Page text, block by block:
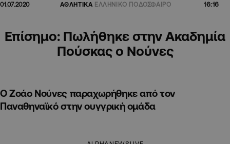
01.07.2020 ΑΘΛΗΤΙΚΑ ΕΛΛΗΝΙΚΟ ΠΟΔΟΣΦΑΙΡΟ 16:16
Επίσημο: Πωλήθηκε στην Ακαδημία
Πούσκας ο Νούνες
Ο Ζοάο Νούνες παραχωρήθηκε από τον
Παναθηναϊκό στην ουγγρική ομάδα